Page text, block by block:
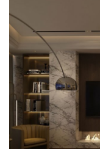
развлечениями.